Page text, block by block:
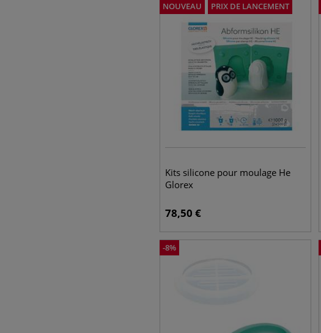
NOUVEAU PRIX DE LANCEMENT
Kits silicone pour moulage He
Glorex
78,50 €
-8%